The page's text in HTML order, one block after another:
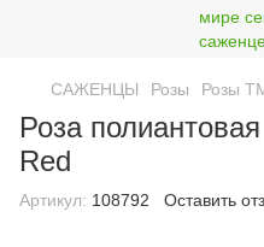
САЖЕНЦЫ Розы Розы
Роза
Red
Артикул: 108792 Оставить